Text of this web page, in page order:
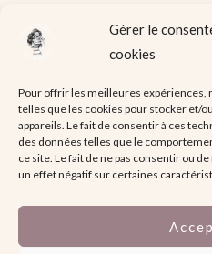
Gérer le
cookies
Pour offrir les meilleures expériences,
telles que les cookies pour stocker et/
appareils. Le fait de consentir à ces
des données telles que le
ce site. Le fait de ne pas consentir ou
un effet négatif sur certaines
a
e
b
o
o
k
n
t
a
g
r
a